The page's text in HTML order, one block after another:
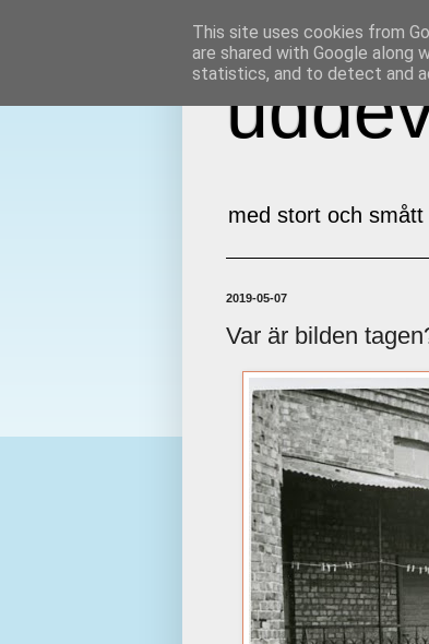
med stort och
2019-05-07
Var är bilden
This site uses cookies from
are shared with Google along
statistics, and to detect and